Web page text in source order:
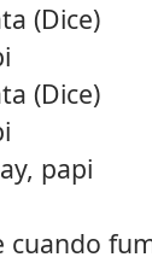
(Dice)
(Dice)
papi
cuando